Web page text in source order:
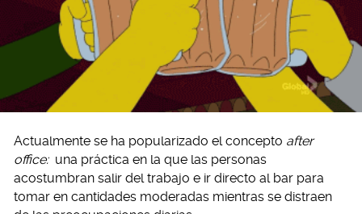
Actualmente se ha popularizado el concepto after
office: una práctica en la que las personas
acostumbran salir del trabajo e ir directo al bar para
tomar en cantidades moderadas mientras se distraen